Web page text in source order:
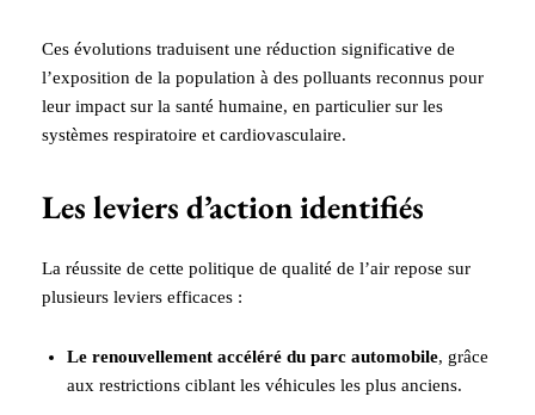
Ces évolutions traduisent une réduction significative de
l’exposition de la population à des polluants reconnus pour
leur impact sur la santé humaine, en particulier sur les
systèmes respiratoire et cardiovasculaire.
Les leviers d’action identifiés
La réussite de cette politique de qualité de l’air repose sur
plusieurs leviers efficaces :
Le renouvellement accéléré du parc automobile, grâce
aux restrictions ciblant les véhicules les plus anciens.